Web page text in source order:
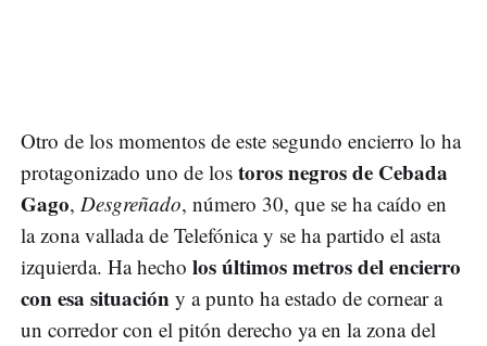
Otro de los momentos de este segundo encierro lo ha
protagonizado uno de los toros negros de Cebada
Gago, Desgreñado, número 30, que se ha caído en
la zona vallada de Telefónica y se ha partido el asta
izquierda. Ha hecho los últimos metros del encierro
con esa situación y a punto ha estado de cornear a
un corredor con el pitón derecho ya en la zona del